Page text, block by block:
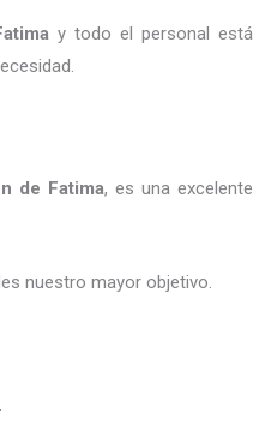
y todo el personal está
de Fatima, es una excelente
nuestro mayor objetivo.